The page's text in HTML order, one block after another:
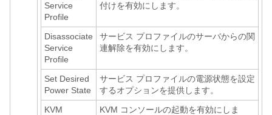
Service
Profile
付けを有効にします。
Disassociate
Service
Profile
サービス プロファイルのサーバからの関
連解除を有効にします。
Set Desired
Power State
サービス プロファイルの電源状態を設定
するオプションを提供します。
KVM
KVM コンソールの起動を有効にしま